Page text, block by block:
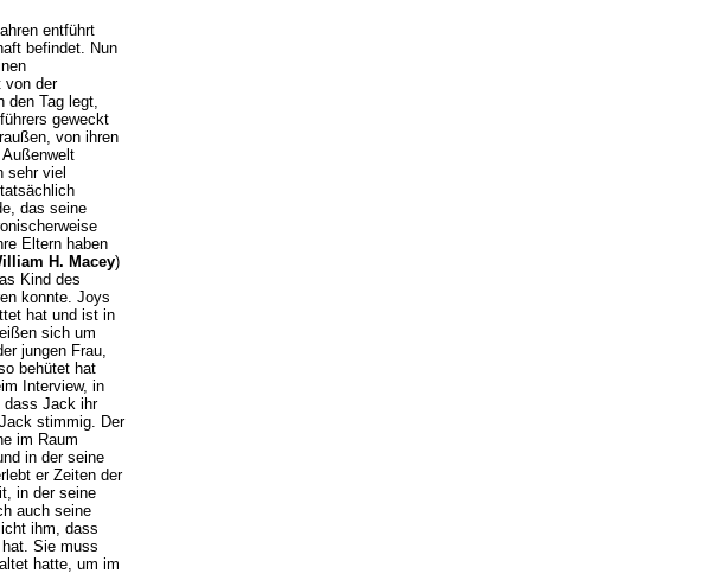
entführt
befindet. Nun
von der
den Tag legt,
geweckt
von ihren
sehr viel
das seine
Eltern haben
H. Macey)
Kind des
konnte. Joys
hat und ist in
sich um
jungen Frau,
behütet hat
Interview, in
dass Jack ihr
stimmig. Der
im Raum
in der seine
er Zeiten der
in der seine
auch seine
ihm, dass
Sie muss
hatte, um im